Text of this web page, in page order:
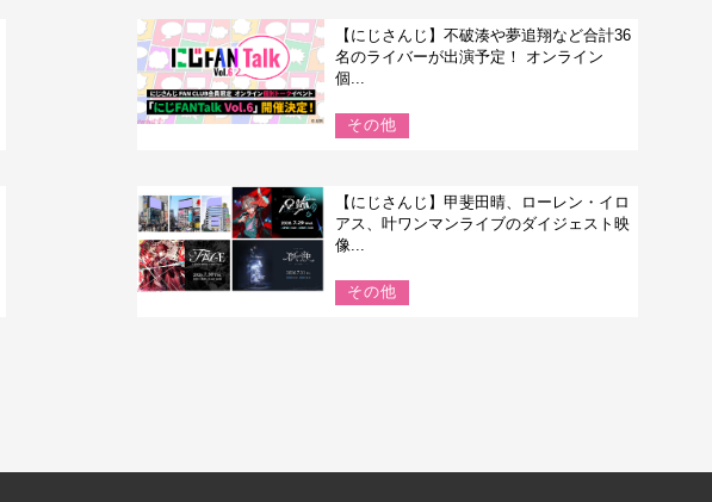
【にじさんじ】不破湊や夢追翔など合計36
名のライバーが出演予定！ オンライン
個...
その他
【にじさんじ】甲斐田晴、ローレン・イロ
アス、叶ワンマンライブのダイジェスト映
像...
その他